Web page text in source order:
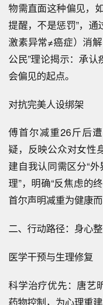
物需直面这种偏见，
提醒，不是惩罚”，
激素异常≠癌症）消
公民”理论揭示：承
会偏见的起点。
对抗完美人设绑架
傅首尔减重26斤后
疑，反映公众对女性
建自我认同需区分“
理”，明确“反焦虑的
首尔声明减重为健康
二、行动路径：身心
医学干预与生理修复
科学治疗优先：唐艺
药物控制，为心理重建